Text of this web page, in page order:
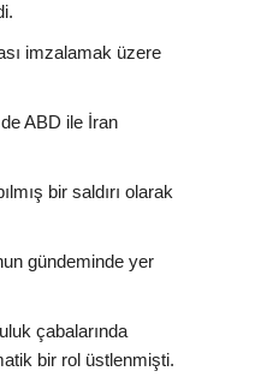
imzalamak üzere
ABD ile İran
bir saldırı olarak
gündeminde yer
çabalarında
bir rol üstlenmişti.